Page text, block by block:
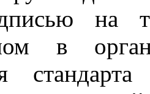
на
в
стандарта